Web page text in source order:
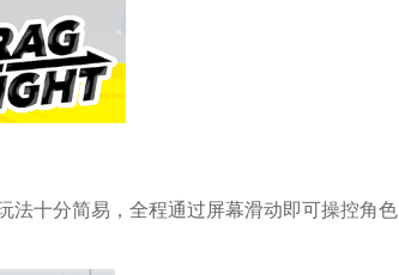
法十分简易，全程通过屏幕滑动即可操控角色